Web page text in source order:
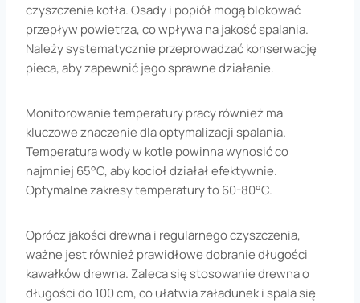
czyszczenie kotła. Osady i popiół mogą blokować
przepływ powietrza, co wpływa na jakość spalania.
Należy systematycznie przeprowadzać konserwację
pieca, aby zapewnić jego sprawne działanie.
Monitorowanie temperatury pracy również ma
kluczowe znaczenie dla optymalizacji spalania.
Temperatura wody w kotle powinna wynosić co
najmniej 65°C, aby kocioł działał efektywnie.
Optymalne zakresy temperatury to 60-80°C.
Oprócz jakości drewna i regularnego czyszczenia,
ważne jest również prawidłowe dobranie długości
kawałków drewna. Zaleca się stosowanie drewna o
długości do 100 cm, co ułatwia załadunek i spala się